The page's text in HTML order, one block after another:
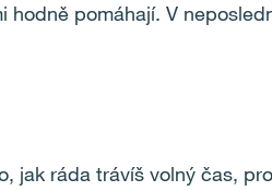
pomáhají. V
jak ráda trávíš volný čas,